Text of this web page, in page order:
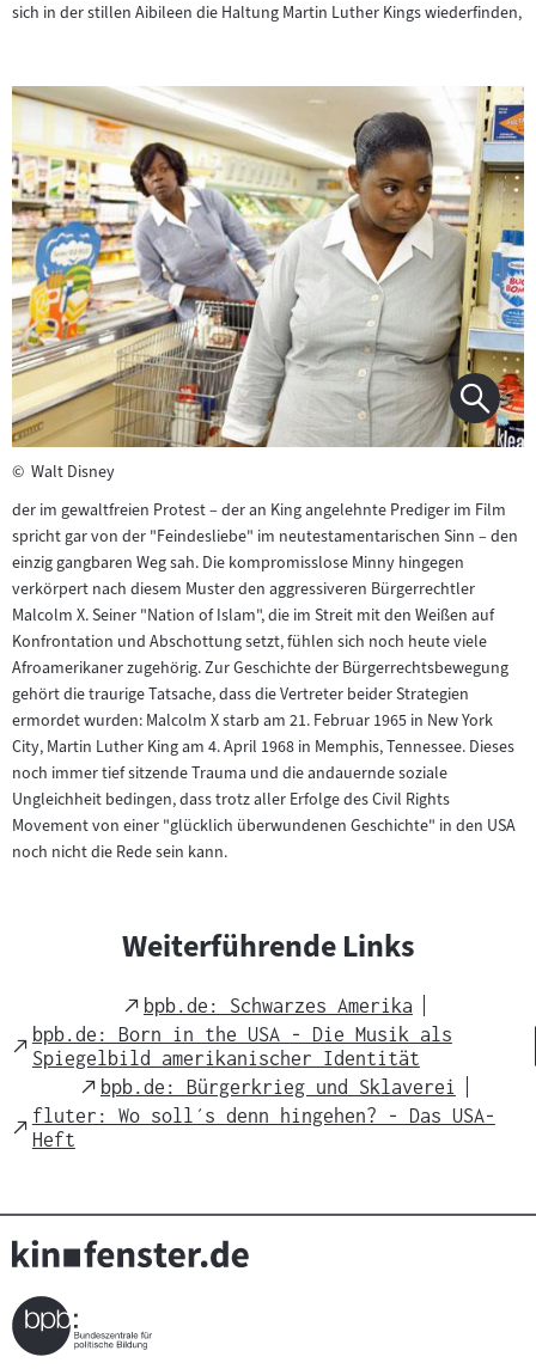
sich in der stillen Aibileen die Haltung Martin Luther Kings wiederfinden,
© Walt Disney
der im gewaltfreien Protest – der an King angelehnte Prediger im Film
spricht gar von der "Feindesliebe" im neutestamentarischen Sinn – den
einzig gangbaren Weg sah. Die kompromisslose Minny hingegen
verkörpert nach diesem Muster den aggressiveren Bürgerrechtler
Malcolm X. Seiner "Nation of Islam", die im Streit mit den Weißen auf
Konfrontation und Abschottung setzt, fühlen sich noch heute viele
Afroamerikaner zugehörig. Zur Geschichte der Bürgerrechtsbewegung
gehört die traurige Tatsache, dass die Vertreter beider Strategien
ermordet wurden: Malcolm X starb am 21. Februar 1965 in New York
City, Martin Luther King am 4. April 1968 in Memphis, Tennessee. Dieses
noch immer tief sitzende Trauma und die andauernde soziale
Ungleichheit bedingen, dass trotz aller Erfolge des Civil Rights
Movement von einer "glücklich überwundenen Geschichte" in den USA
noch nicht die Rede sein kann.
Weiterführende Links
External
Link
bpb.de: Schwarzes Amerika
External
Link
bpb.de: Born in the USA - Die Musik als
Spiegelbild amerikanischer Identität
External
Link
bpb.de: Bürgerkrieg und Sklaverei
External
Link
fluter: Wo soll´s denn hingehen? - Das USA-
Heft